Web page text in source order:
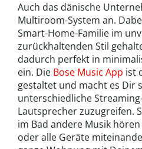
Auch das dänische
Multiroom-System an.
Smart-Home-Familie im
zurückhaltenden Stil
dadurch perfekt in
ein. Die Bose Music App ist
gestaltet und macht es Dir
unterschiedliche
Lautsprecher zuzugreifen.
im Bad andere Musik
oder alle Geräte